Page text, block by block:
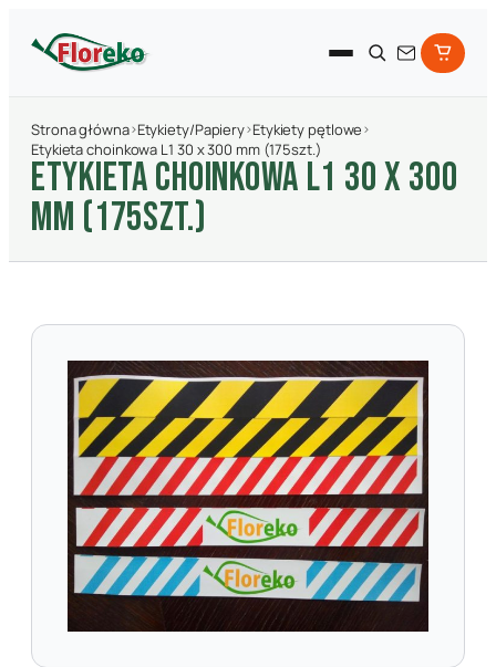
Strona główna›Etykiety/Papiery›Etykiety pętlowe›
Etykieta choinkowa L1 30 x 300 mm (175szt.)
ETYKIETA CHOINKOWA L1 30 X 300
MM (175SZT.)